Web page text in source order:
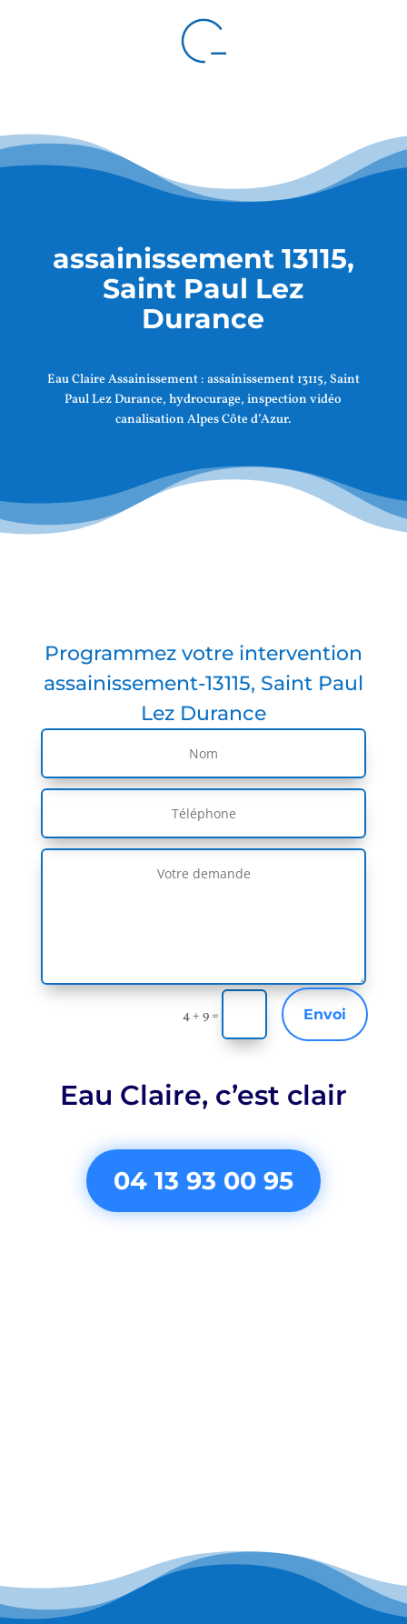
assainissement 13115,
Saint Paul Lez
Durance
Eau Claire Assainissement : assainissement 13115, Saint
Paul Lez Durance, hydrocurage, inspection vidéo
canalisation Alpes Côte d’Azur.
Programmez votre intervention
assainissement-13115, Saint Paul
Lez Durance
4 + 9 = Envoi
Eau Claire, c’est clair
04 13 93 00 95